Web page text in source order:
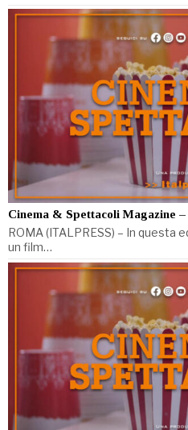
Cinema & Spettacoli Magazine –
ROMA (ITALPRESS) – In questa
un film…